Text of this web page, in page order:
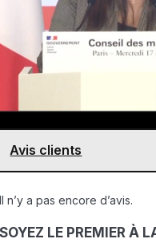
Avis clients
Il n’y a pas encore d’avis.
SOYEZ LE PREMIER À